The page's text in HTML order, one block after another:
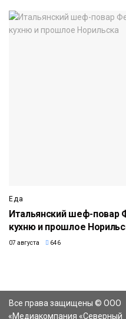
Еда
Итальянский шеф-повар
кухню и прошлое
07 августа 646
Все права защищены © ООО
«Медиакомпания «Северный